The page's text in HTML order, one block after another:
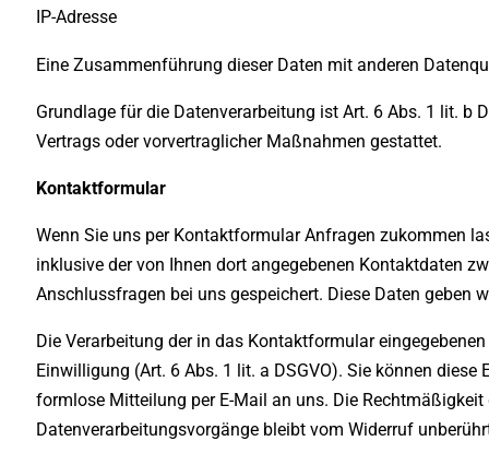
IP-Adresse
Eine Zusammenführung dieser Daten mit anderen
Grundlage für die Datenverarbeitung ist Art. 6 Abs. 1 lit. b
Vertrags oder vorvertraglicher Maßnahmen gestattet.
Kontaktformular
Wenn Sie uns per Kontaktformular Anfragen zukommen
inklusive der von Ihnen dort angegebenen Kontaktdaten
Anschlussfragen bei uns gespeichert. Diese Daten geben
Die Verarbeitung der in das Kontaktformular
Einwilligung (Art. 6 Abs. 1 lit. a DSGVO). Sie können
formlose Mitteilung per E-Mail an uns. Die
Datenverarbeitungsvorgänge bleibt vom Widerruf